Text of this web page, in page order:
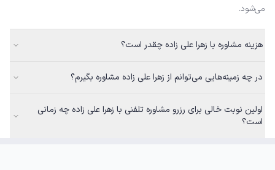
می‌شود.
هزینه مشاوره با زهرا علی زاده چقدر است؟
در چه زمینه‌هایی می‌توانم از زهرا علی زاده مشاوره بگیرم؟
اولین نوبت خالی برای رزرو مشاوره تلفنی با زهرا علی زاده چه زمانی
است؟